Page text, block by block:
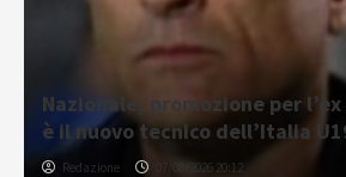
Nazionale, promozione per l’ex
è il nuovo tecnico dell’Italia
Redazione 07/08/2026 20:12